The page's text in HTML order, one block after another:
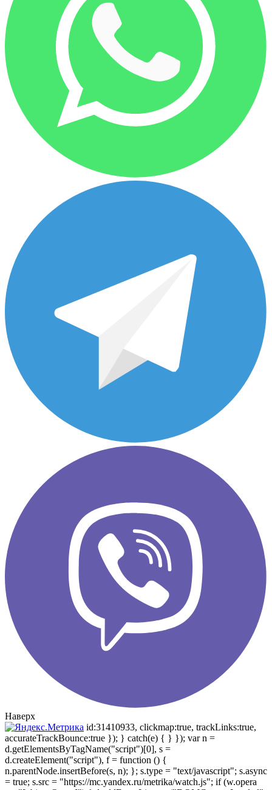
Наверх
id:31410933, clickmap:true, trackLinks:true,
accurateTrackBounce:true }); } catch(e) { } }); var n =
d.getElementsByTagName("script")[0], s =
d.createElement("script"), f = function () {
n.parentNode.insertBefore(s, n); }; s.type = "text/javascript"; s.async
= true; s.src = "https://mc.yandex.ru/metrika/watch.js"; if (w.opera